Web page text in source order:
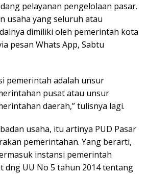
pelayanan pengelolaan pasar.
usaha yang seluruh atau
dimiliki oleh pemerintah kota
pesan Whats App, Sabtu
pemerintah adalah unsur
pusat atau unsur
daerah,” tulisnya lagi.
usaha, itu artinya PUD Pasar
pemerintahan. Yang berarti,
instansi pemerintah
dng UU No 5 tahun 2014 tentang